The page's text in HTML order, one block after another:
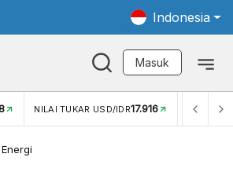
Indonesia
Masuk
NILAI TUKAR USD/IDR17.916 INFLASI
Energi